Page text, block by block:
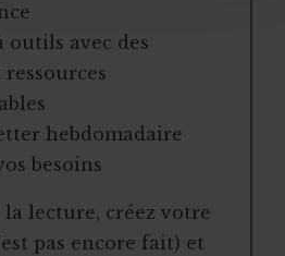
outils avec des
hebdomadaire
besoins
lecture, créez votre
pas encore fait) et